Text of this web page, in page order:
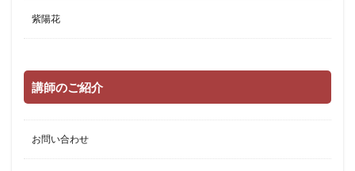
紫陽花
講師のご紹介
お問い合わせ